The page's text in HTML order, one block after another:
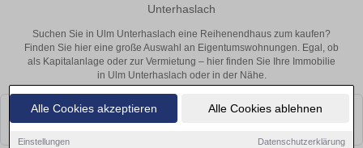
Alle Cookies akzeptieren Alle Cookies ablehnen
Einstellungen Datenschutzerklärung
Unterhaslach
Suchen Sie in Ulm Unterhaslach eine Reihenendhaus zum kaufen?
Finden Sie hier eine große Auswahl an Eigentumswohnungen. Egal, ob
als Kapitalanlage oder zur Vermietung – hier finden Sie Ihre Immobilie
in Ulm Unterhaslach oder in der Nähe.
Leider konnten wir derzeit keine passenden Objekte finden. Schauen Sie
bald wieder vorbei!